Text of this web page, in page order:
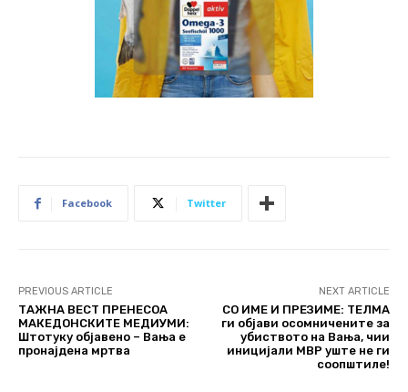
Facebook Twitter
PREVIOUS ARTICLE
ТАЖНА ВЕСТ ПРЕНЕСОА
МАКЕДОНСКИТЕ МЕДИУМИ:
Штотуку објавено – Вања е
пронајдена мртва
NEXT ARTICLE
СО ИМЕ И ПРЕЗИМЕ: ТЕЛМА
ги објави осомничените за
убиството на Вања, чии
иницијали МВР уште не ги
соопштиле!